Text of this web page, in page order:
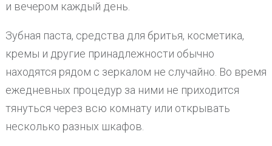
и вечером каждый день.
Зубная паста, средства для бритья, косметика,
кремы и другие принадлежности обычно
находятся рядом с зеркалом не случайно. Во время
ежедневных процедур за ними не приходится
тянуться через всю комнату или открывать
несколько разных шкафов.